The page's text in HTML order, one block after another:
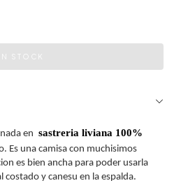
en sastreria liviana 100%
Es una camisa con muchisimos
es bien ancha para poder usarla
costado y canesu en la espalda.